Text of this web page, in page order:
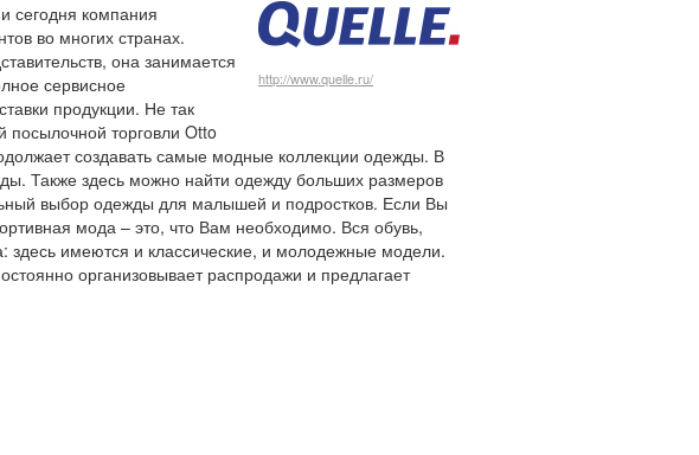
http://www.quelle.ru/
сегодня компания
во многих странах.
она занимается
сервисное
продукции. Не так
торговли Otto
создавать самые модные коллекции одежды. В
Также здесь можно найти одежду больших размеров
выбор одежды для малышей и подростков. Если Вы
мода – это, что Вам необходимо. Вся обувь,
здесь имеются и классические, и молодежные модели.
организовывает распродажи и предлагает